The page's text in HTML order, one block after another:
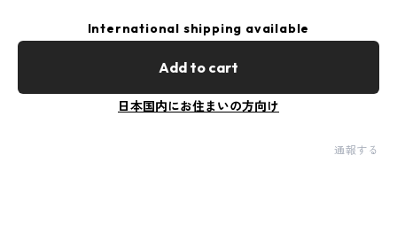
International shipping available
Add to cart
日本国内にお住まいの方向け
通報する